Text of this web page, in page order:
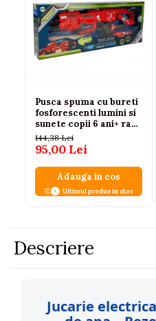
Pusca spuma cu bureti
fosforescenti lumini si
sunete copii 6 ani+ raza
45 m
144,38 Lei
95,00 Lei
Adauga in cos
Ultimul produs in stoc
Descriere
Jucarie